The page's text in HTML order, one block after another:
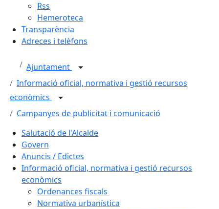
Rss
Hemeroteca
Transparència
Adreces i telèfons
Ajuntament
Informació oficial, normativa i gestió recursos
econòmics
Campanyes de publicitat i comunicació
Salutació de l'Alcalde
Govern
Anuncis / Edictes
Informació oficial, normativa i gestió recursos
econòmics
Ordenances fiscals
Normativa urbanística